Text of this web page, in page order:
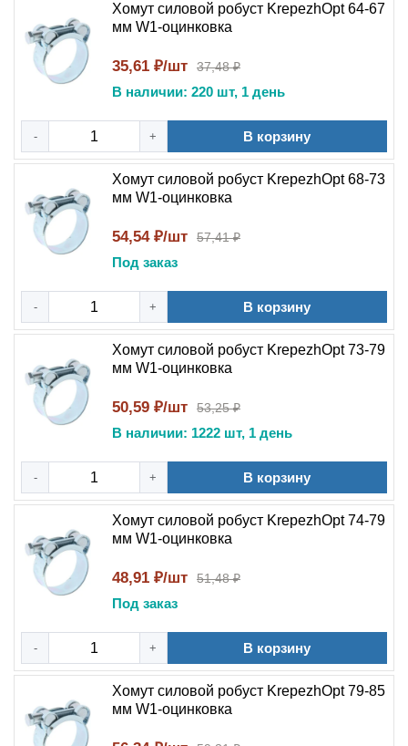
Хомут силовой робуст KrepezhOpt 64-67
мм W1-оцинковка
35,61 ₽/шт 37,48 ₽
В наличии: 220 шт, 1 день
- + В корзину
Хомут силовой робуст KrepezhOpt 68-73
мм W1-оцинковка
54,54 ₽/шт 57,41 ₽
Под заказ
- + В корзину
Хомут силовой робуст KrepezhOpt 73-79
мм W1-оцинковка
50,59 ₽/шт 53,25 ₽
В наличии: 1222 шт, 1 день
- + В корзину
Хомут силовой робуст KrepezhOpt 74-79
мм W1-оцинковка
48,91 ₽/шт 51,48 ₽
Под заказ
- + В корзину
Хомут силовой робуст KrepezhOpt 79-85
мм W1-оцинковка